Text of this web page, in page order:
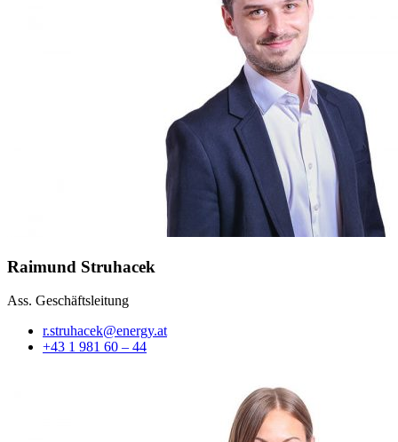
Raimund Struhacek
Ass. Geschäftsleitung
r.struhacek@energy.at
+43 1 981 60 – 44